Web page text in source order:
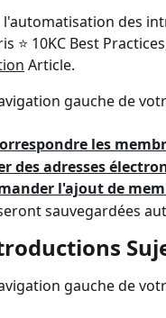
des
⭐️ 10KC Best
Article.
gauche de
les
des adresses
l'ajout de
sauvegardées
gauche de